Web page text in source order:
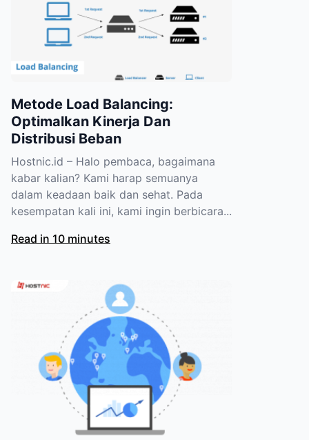
Metode Load Balancing:
Optimalkan Kinerja Dan
Distribusi Beban
Hostnic.id – Halo pembaca, bagaimana
kabar kalian? Kami harap semuanya
dalam keadaan baik dan sehat. Pada
kesempatan kali ini, kami ingin berbicara...
Read in 10 minutes